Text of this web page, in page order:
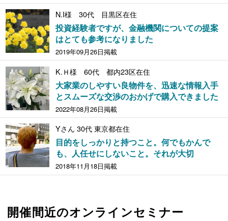
N.I様 30代 目黒区在住
投資経験者ですが、金融機関についての提案
はとても参考になりました
2019年09月26日掲載
K.Ｈ様 60代 都内23区在住
大家業のしやすい良物件を、迅速な情報入手
とスムーズな交渉のおかげで購入できました
2022年08月26日掲載
Yさん 30代 東京都在住
目的をしっかりと持つこと。何でもかんで
も、人任せにしないこと。それが大切
2018年11月18日掲載
開催間近のオンラインセミナー